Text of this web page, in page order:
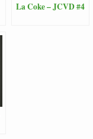
La Coke – JCVD #4